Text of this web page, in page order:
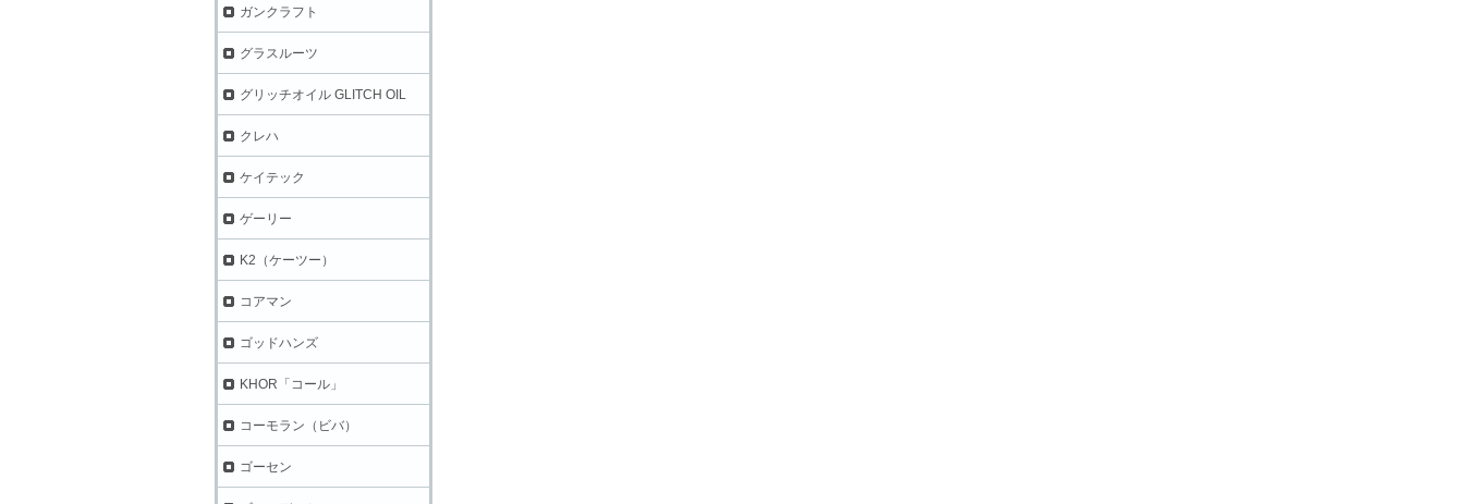
ガンクラフト
グラスルーツ
グリッチオイル GLITCH OIL
クレハ
ケイテック
ゲーリー
K2（ケーツー）
コアマン
ゴッドハンズ
KHOR「コール」
コーモラン（ビバ）
ゴーセン